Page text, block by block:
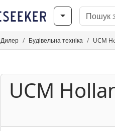
Дилер Будівельна техніка UCM
UCM